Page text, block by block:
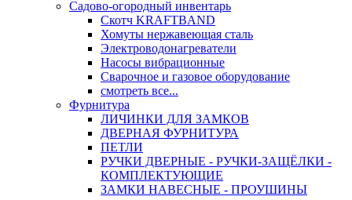
Садово-огородный инвентарь
Скотч KRAFTBAND
Хомуты нержавеющая сталь
Электроводонагреватели
Насосы вибрационные
Сварочное и газовое оборудование
смотреть все...
Фурнитура
ЛИЧИНКИ ДЛЯ ЗАМКОВ
ДВЕРНАЯ ФУРНИТУРА
ПЕТЛИ
РУЧКИ ДВЕРНЫЕ - РУЧКИ-ЗАЩЁЛКИ -
КОМПЛЕКТУЮЩИЕ
ЗАМКИ НАВЕСНЫЕ - ПРОУШИНЫ